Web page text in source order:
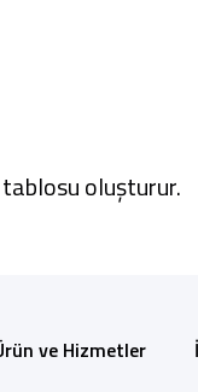
oluşturur.
ve Hizmetler